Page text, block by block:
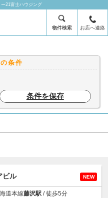
21富士ハウジング
物件検索 お店へ連絡
条件
条件を保存
ビル NEW
道本線藤沢駅 / 徒歩5分